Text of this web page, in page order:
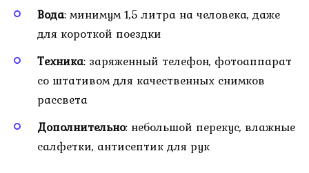
Вода: минимум 1,5 литра на человека, даже
для короткой поездки
Техника: заряженный телефон, фотоаппарат
со штативом для качественных снимков
рассвета
Дополнительно: небольшой перекус, влажные
салфетки, антисептик для рук